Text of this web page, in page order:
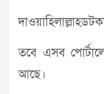
তবে এসব
আছে।